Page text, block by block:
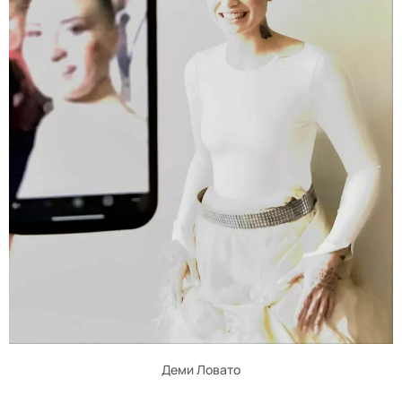
Деми Ловато